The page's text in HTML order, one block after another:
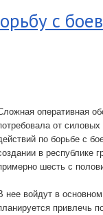
с
оперативная
от
по борьбе с
в республике
шесть с
нее войдут в
привлечь